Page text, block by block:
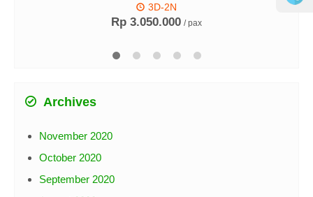
3D-2N
Rp 3.050.000 / pax
Archives
November 2020
October 2020
September 2020